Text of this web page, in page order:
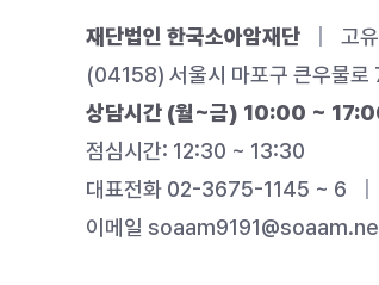
재단법인 한국소아암재단
고
(04158) 서울시 마포구 큰우물로
상담시간 (월~금) 10:00 ~
점심시간: 12:30 ~ 13:30
대표전화 02-3675-1145 ~ 6
이메일